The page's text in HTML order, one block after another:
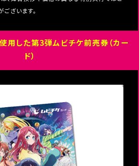
ざいます。
用した第3弾ムビチケ前売券（カー
ド）